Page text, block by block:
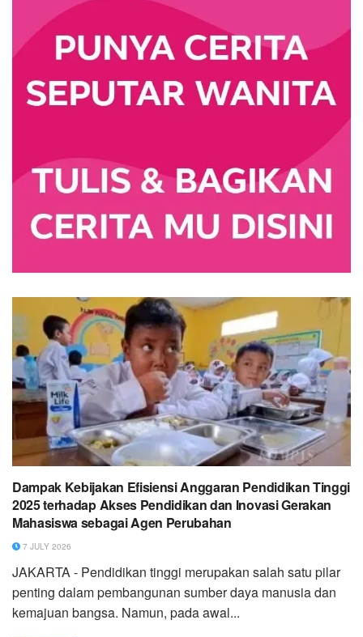
Dampak Kebijakan Efisiensi Anggaran Pendidikan Tinggi
2025 terhadap Akses Pendidikan dan Inovasi Gerakan
Mahasiswa sebagai Agen Perubahan
7 JULY 2026
JAKARTA - Pendidikan tinggi merupakan salah satu pilar
penting dalam pembangunan sumber daya manusia dan
kemajuan bangsa. Namun, pada awal...